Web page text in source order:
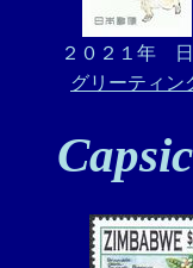
２０２１年
グリーティン